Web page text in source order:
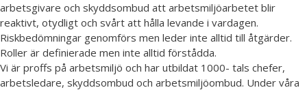
arbetsgivare och skyddsombud att arbetsmiljöarbetet blir
reaktivt, otydligt och svårt att hålla levande i vardagen.
Riskbedömningar genomförs men leder inte alltid till åtgärder.
Roller är definierade men inte alltid förstådda.
Vi är proffs på arbetsmiljö och har utbildat 1000- tals chefer,
arbetsledare, skyddsombud och arbetsmiljöombud. Under våra